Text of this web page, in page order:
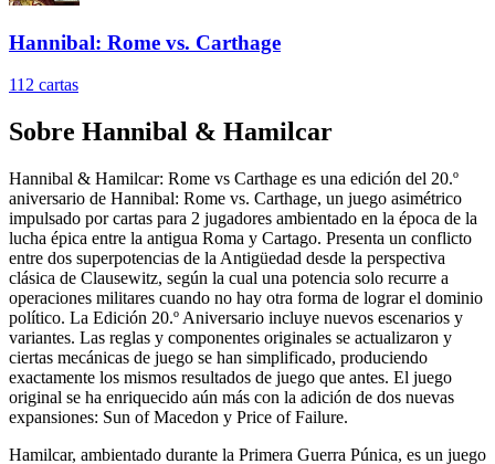
Hannibal: Rome vs. Carthage
112 cartas
Sobre Hannibal & Hamilcar
Hannibal & Hamilcar: Rome vs Carthage es una edición del 20.º
aniversario de Hannibal: Rome vs. Carthage, un juego asimétrico
impulsado por cartas para 2 jugadores ambientado en la época de la
lucha épica entre la antigua Roma y Cartago. Presenta un conflicto
entre dos superpotencias de la Antigüedad desde la perspectiva
clásica de Clausewitz, según la cual una potencia solo recurre a
operaciones militares cuando no hay otra forma de lograr el dominio
político. La Edición 20.º Aniversario incluye nuevos escenarios y
variantes. Las reglas y componentes originales se actualizaron y
ciertas mecánicas de juego se han simplificado, produciendo
exactamente los mismos resultados de juego que antes. El juego
original se ha enriquecido aún más con la adición de dos nuevas
expansiones: Sun of Macedon y Price of Failure.
Hamilcar, ambientado durante la Primera Guerra Púnica, es un juego